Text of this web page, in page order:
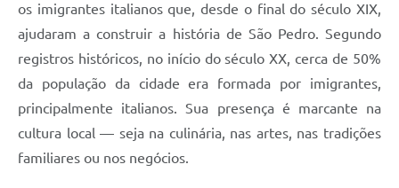
os imigrantes italianos que, desde o final do século XIX,
ajudaram a construir a história de São Pedro. Segundo
registros históricos, no início do século XX, cerca de 50%
da população da cidade era formada por imigrantes,
principalmente italianos. Sua presença é marcante na
cultura local — seja na culinária, nas artes, nas tradições
familiares ou nos negócios.